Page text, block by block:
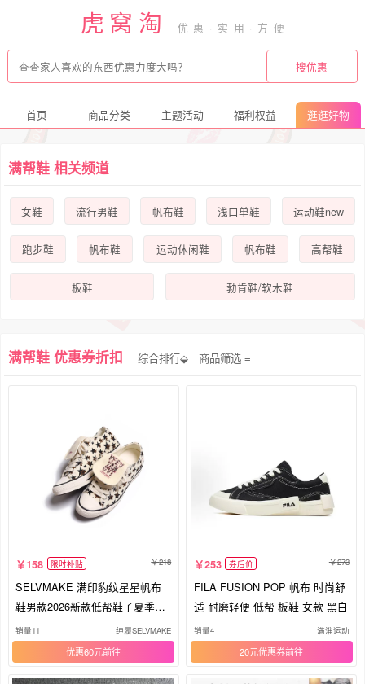
虎窝淘
首页 商品分类 主题活动 福利权益 逛逛好物
满帮鞋 相关频道
女鞋 流行男鞋 帆布鞋 浅口单鞋 运动鞋new
跑步鞋 帆布鞋 运动休闲鞋 帆布鞋 高帮鞋
板鞋 勃肯鞋/软木鞋
满帮鞋 优惠券折扣 综合排行⬙ 商品筛选
158 限时补贴 218
SELVMAKE 满印豹纹星星帆布
鞋男款2026新款低帮鞋子夏季透
气板鞋
销量11 绅履SELVMAKE
优惠60元
253 券后价 273
FILA FUSION POP 帆布 时尚舒
适 耐磨轻便 低帮 板鞋 女款 黑白
销量4 满淮运动
20元优惠券